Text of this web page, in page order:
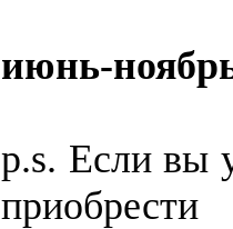
июнь-
p.s. Если вы